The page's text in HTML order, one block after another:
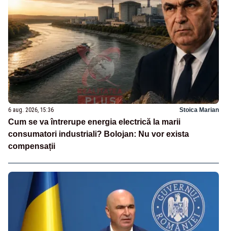
6 aug. 2026, 15:36 Stoica Marian
Cum se va întrerupe energia electrică la marii
consumatori industriali? Bolojan: Nu vor exista
compensații